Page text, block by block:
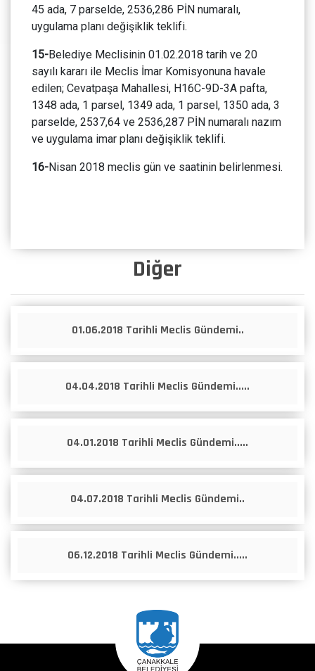
Diğer
01.06.2018 Tarihli Meclis Gündemi..
04.04.2018 Tarihli Meclis Gündemi.....
04.01.2018 Tarihli Meclis Gündemi.....
04.07.2018 Tarihli Meclis Gündemi..
06.12.2018 Tarihli Meclis Gündemi.....
45 ada, 7 parselde, 2536,286 PİN numaralı,
uygulama planı değişiklik teklifi.
15-Belediye Meclisinin 01.02.2018 tarih ve 20
sayılı kararı ile Meclis İmar Komisyonuna havale
edilen; Cevatpaşa Mahallesi, H16C-9D-3A pafta,
1348 ada, 1 parsel, 1349 ada, 1 parsel, 1350 ada, 3
parselde, 2537,64 ve 2536,287 PİN numaralı nazım
ve uygulama imar planı değişiklik teklifi.
16-Nisan 2018 meclis gün ve saatinin belirlenmesi.